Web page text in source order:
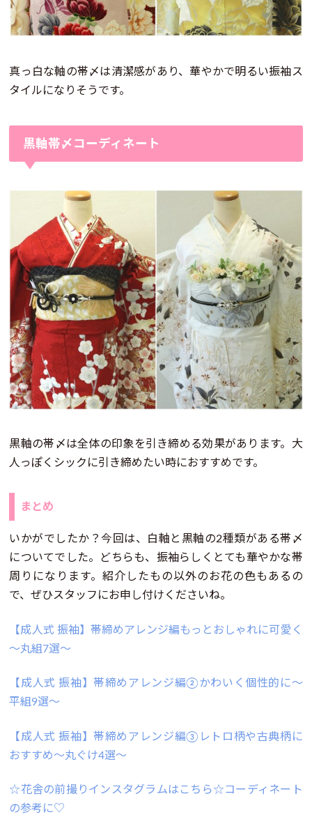
真っ白な軸の帯〆は清潔感があり、華やかで明るい振袖ス
タイルになりそうです。
黒軸帯〆コーディネート
黒軸の帯〆は全体の印象を引き締める効果があります。大
人っぽくシックに引き締めたい時におすすめです。
まとめ
いかがでしたか？今回は、白軸と黒軸の2種類がある帯〆
についてでした。どちらも、振袖らしくとても華やかな帯
周りになります。紹介したもの以外のお花の色もあるの
で、ぜひスタッフにお申し付けくださいね。
【成人式 振袖】帯締めアレンジ編もっとおしゃれに可愛く
～丸組7選～
【成人式 振袖】帯締めアレンジ編②かわいく個性的に～
平組9選～
【成人式 振袖】帯締めアレンジ編③レトロ柄や古典柄に
おすすめ～丸ぐけ4選～
☆花舎の前撮りインスタグラムはこちら☆コーディネート
の参考に♡